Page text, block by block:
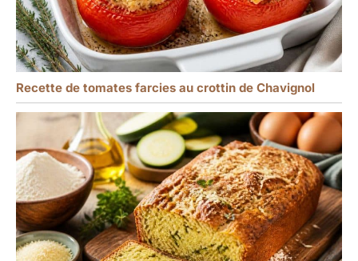
Recette de tomates farcies au crottin de Chavignol